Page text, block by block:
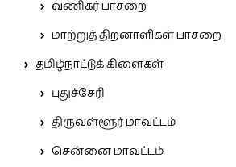
வணிகர் பாசறை
மாற்றுத் திறனாளிகள் பாசறை
தமிழ்நாட்டுக் கிளைகள்
புதுச்சேரி
திருவள்ளூர் மாவட்டம்
சென்னை மாவட்டம்